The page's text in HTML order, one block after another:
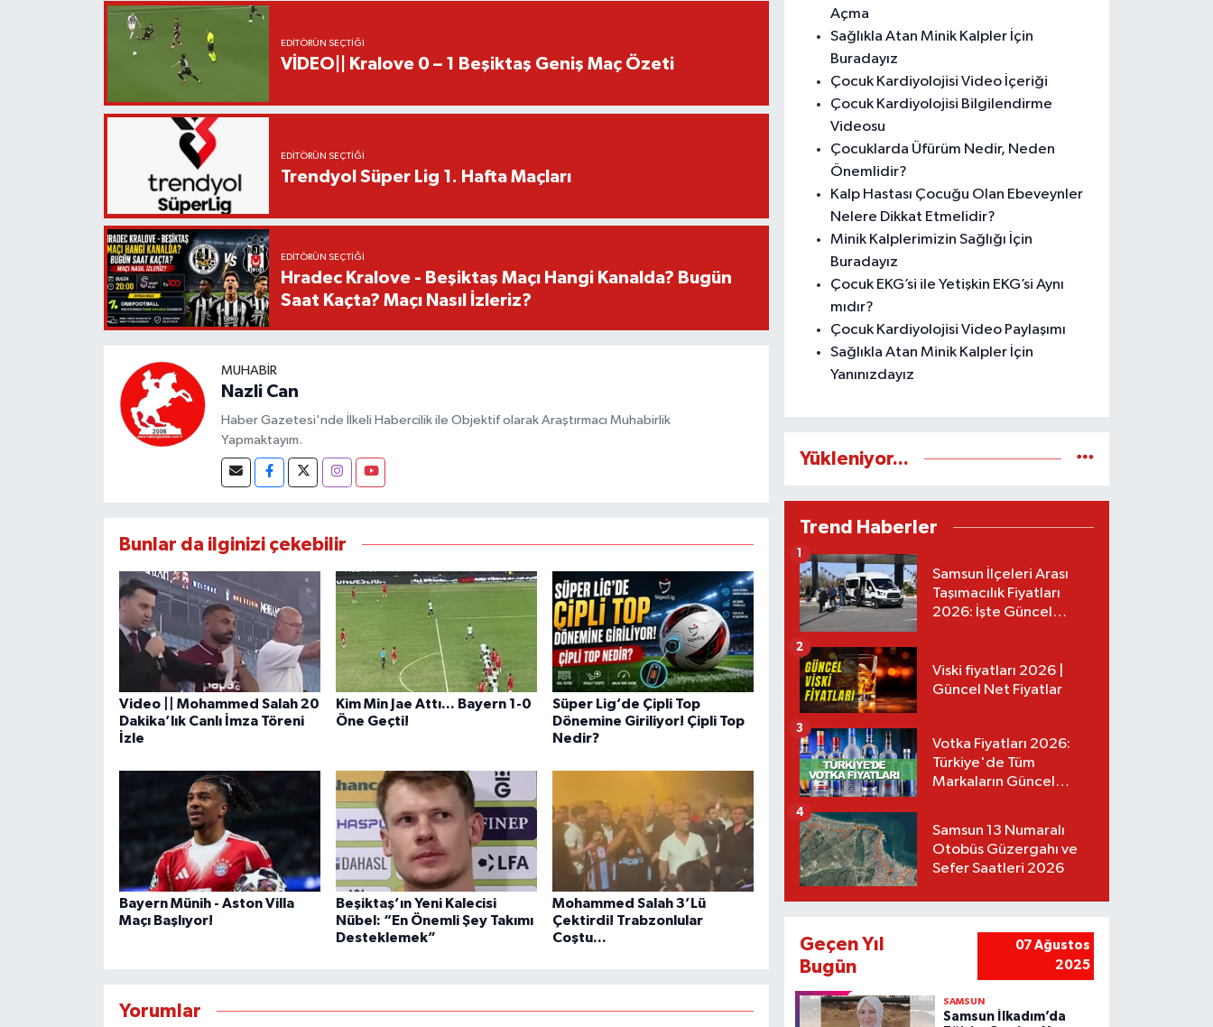
EDITÖRÜN SEÇTIĞI
VİDEO|| Kralove 0 – 1 Beşiktaş Geniş Maç Özeti
EDITÖRÜN SEÇTIĞI
Trendyol Süper Lig 1. Hafta Maçları
EDITÖRÜN SEÇTIĞI
Hradec Kralove - Beşiktaş Maçı Hangi Kanalda? Bugün
Saat Kaçta? Maçı Nasıl İzleriz?
MUHABIR
Nazli Can
Haber Gazetesi'nde İlkeli Habercilik ile Objektif olarak Araştırmacı Muhabirlik
Yapmaktayım.
Bunlar da ilginizi çekebilir
Video || Mohammed Salah 20
Dakika’lık Canlı İmza Töreni
İzle
Kim Min Jae Attı... Bayern 1-0
Öne Geçti!
Süper Lig’de Çipli Top
Dönemine Giriliyor! Çipli Top
Nedir?
Bayern Münih - Aston Villa
Maçı Başlıyor!
Beşiktaş’ın Yeni Kalecisi
Nübel: “En Önemli Şey Takımı
Desteklemek”
Mohammed Salah 3’Lü
Çektirdi! Trabzonlular
Coştu...
Yorumlar
Açma
Sağlıkla Atan Minik Kalpler İçin
Buradayız
Çocuk Kardiyolojisi Video İçeriği
Çocuk Kardiyolojisi Bilgilendirme
Videosu
Çocuklarda Üfürüm Nedir, Neden
Önemlidir?
Kalp Hastası Çocuğu Olan Ebeveynler
Nelere Dikkat Etmelidir?
Minik Kalplerimizin Sağlığı İçin
Buradayız
Çocuk EKG’si ile Yetişkin EKG’si Aynı
mıdır?
Çocuk Kardiyolojisi Video Paylaşımı
Sağlıkla Atan Minik Kalpler İçin
Yanınızdayız
Yükleniyor...
Trend Haberler
Samsun İlçeleri Arası
Taşımacılık Fiyatları
2026: İşte Güncel
1
Viski fiyatları 2026 |
Güncel Net Fiyatlar
2
Votka Fiyatları 2026:
Türkiye'de Tüm
Markaların Güncel
3
Samsun 13 Numaralı
Otobüs Güzergahı ve
Sefer Saatleri 2026
4
Geçen Yıl
Bugün
07 Ağustos
2025
SAMSUN
Samsun İlkadım’da